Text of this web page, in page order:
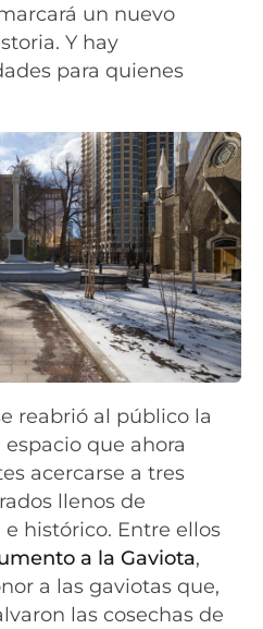
un nuevo
Y hay
para quienes
reabrió al público la
que ahora
acercarse a tres
llenos de
histórico. Entre ellos
a la Gaviota,
a las gaviotas que,
las cosechas de